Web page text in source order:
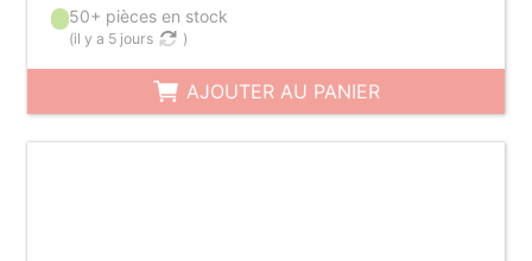
50+ pièces en stock
(il y a 5 jours )
AJOUTER AU PANIER